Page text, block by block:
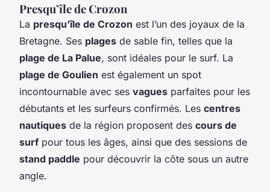
Presqu’île de Crozon
La presqu’île de Crozon est l’un des joyaux de la
Bretagne. Ses plages de sable fin, telles que la
plage de La Palue, sont idéales pour le surf. La
plage de Goulien est également un spot
incontournable avec ses vagues parfaites pour les
débutants et les surfeurs confirmés. Les centres
nautiques de la région proposent des cours de
surf pour tous les âges, ainsi que des sessions de
stand paddle pour découvrir la côte sous un autre
angle.